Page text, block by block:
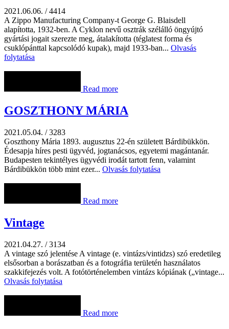
2021.06.06. / 4414
A Zippo Manufacturing Company-t George G. Blaisdell
alapította, 1932-ben. A Cyklon nevű osztrák szélálló öngyújtó
gyártási jogait szerezte meg, átalakította (téglatest forma és
csuklópánttal kapcsolódó kupak), majd 1933-ban... Olvasás
folytatása
Read more
GOSZTHONY MÁRIA
2021.05.04. / 3283
Goszthony Mária 1893. augusztus 22-én született Bárdibükkön.
Édesapja híres pesti ügyvéd, jogtanácsos, egyetemi magántanár.
Budapesten tekintélyes ügyvédi irodát tartott fenn, valamint
Bárdibükkön több mint ezer... Olvasás folytatása
Read more
Vintage
2021.04.27. / 3134
A vintage szó jelentése A vintage (e. vintázs/vintidzs) szó eredetileg
elsősorban a borászatban és a fotográfia területén használatos
szakkifejezés volt. A fotótörténelemben vintázs kópiának („vintage...
Olvasás folytatása
Read more